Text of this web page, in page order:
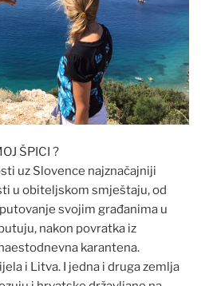
ŠPICI ?
uz Slovence najznačajniji
u obiteljskom smještaju, od
svojim građanima u
nakon povratka iz
karantena.
i Litva. I jedna i druga zemlja